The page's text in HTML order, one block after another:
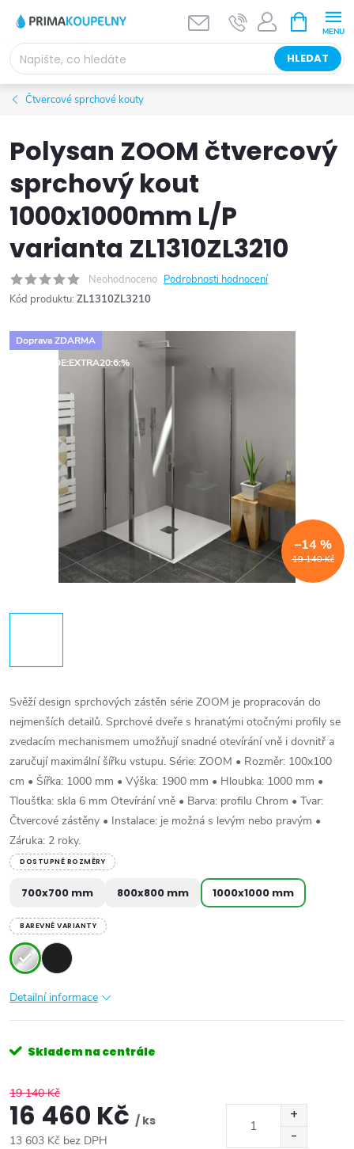
obsah
HLEDAT
NÁKUPNÍ
KOŠÍK
Čtvercové sprchové kouty
Polysan ZOOM čtvercový
sprchový kout
1000x1000mm L/P
varianta ZL1310ZL3210
Neohodnoceno Podrobnosti hodnocení
Kód produktu: ZL1310ZL3210
Doprava ZDARMA
SALECODE:EXTRA20:6:%
19 140 Kč
–14 %
Svěží design sprchových zástěn série ZOOM je propracován do
nejmenších detailů. Sprchové dveře s hranatými otočnými profily se
zvedacím mechanismem umožňují snadné otevírání vně i dovnitř a
zaručují maximální šířku vstupu. Série: ZOOM • Rozměr: 100x100
cm • Šířka: 1000 mm • Výška: 1900 mm • Hloubka: 1000 mm •
Tloušťka: skla 6 mm Otevírání vně • Barva: profilu Chrom • Tvar:
Čtvercové zástěny • Instalace: je možná s levým nebo pravým •
Záruka: 2 roky.
DOSTUPNÉ ROZMĚRY
700x700 mm 800x800 mm 1000x1000 mm
BAREVNÉ VARIANTY
Detailní informace
Skladem na centrále
19 140 Kč
16 460 Kč / ks
13 603 Kč bez DPH